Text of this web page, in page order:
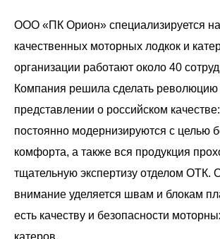
ООО «ПК Орион» специализируется
качественных моторных лодкок и
организации работают около 40
Компания решила сделать революцию
представлении о российском
постоянно модернизируются с целью
комфорта, а также вся продукция
тщательную экспертизу отделом ОТК.
внимание уделяется швам и блокам
есть качеству и безопасности
катеров.